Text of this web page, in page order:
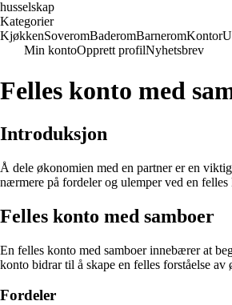
husselskap
Kategorier
KjøkkenSoveromBaderomBarneromKontor
Min kontoOpprett profilNyhetsbrev
Felles konto med
Introduksjon
Å dele økonomien med en partner er en
nærmere på fordeler og ulemper ved en
Felles konto med samboer
En felles konto med samboer innebærer at
konto bidrar til å skape en felles forståelse
Fordeler